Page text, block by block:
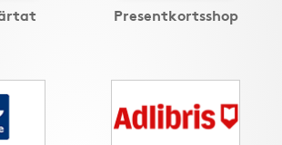
Presentkortsshop